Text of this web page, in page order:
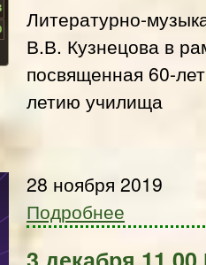
Литературно-
В.В. Кузнецова в
посвященная 60-
летию училища
28 ноября 2019
Подробнее